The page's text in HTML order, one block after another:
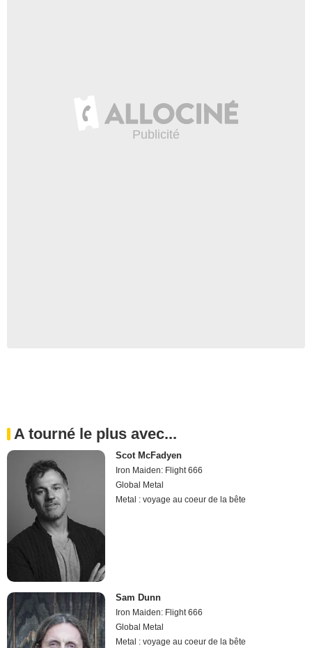
A tourné le plus avec...
Scot McFadyen
Iron Maiden: Flight 666
Global Metal
Metal : voyage au coeur de la bête
Sam Dunn
Iron Maiden: Flight 666
Global Metal
Metal : voyage au coeur de la bête